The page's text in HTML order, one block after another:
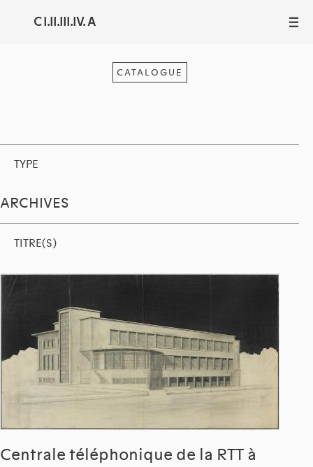
C I.II.III.IV. A III
CATALOGUE
TYPE
ARCHIVES
TITRE(S)
Centrale téléphonique de la RTT à